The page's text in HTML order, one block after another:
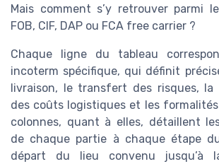
Mais comment s’y retrouver parmi
FOB, CIF, DAP ou FCA free carrier ?
Chaque ligne du tableau
incoterm spécifique, qui définit
livraison, le transfert des risques, la
des coûts logistiques et les
colonnes, quant à elles, détaillent
de chaque partie à chaque étape
départ du lieu convenu jusqu’à